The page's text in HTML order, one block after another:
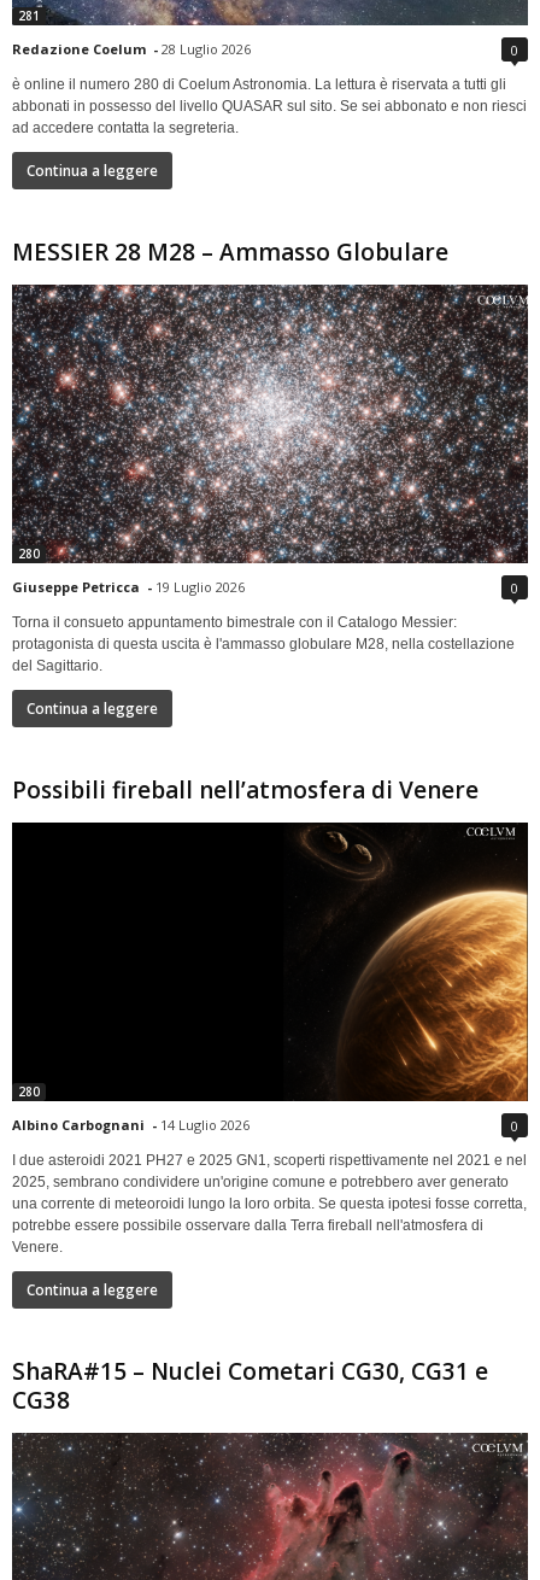
281
Redazione Coelum - 28 Luglio 2026 0
è online il numero 280 di Coelum Astronomia. La lettura è riservata a tutti gli
abbonati in possesso del livello QUASAR sul sito. Se sei abbonato e non riesci
ad accedere contatta la segreteria.
Continua a leggere
MESSIER 28 M28 – Ammasso Globulare
280
Giuseppe Petricca - 19 Luglio 2026 0
Torna il consueto appuntamento bimestrale con il Catalogo Messier:
protagonista di questa uscita è l'ammasso globulare M28, nella costellazione
del Sagittario.
Continua a leggere
Possibili fireball nell’atmosfera di Venere
280
Albino Carbognani - 14 Luglio 2026 0
I due asteroidi 2021 PH27 e 2025 GN1, scoperti rispettivamente nel 2021 e nel
2025, sembrano condividere un'origine comune e potrebbero aver generato
una corrente di meteoroidi lungo la loro orbita. Se questa ipotesi fosse corretta,
potrebbe essere possibile osservare dalla Terra fireball nell'atmosfera di
Venere.
Continua a leggere
ShaRA#15 – Nuclei Cometari CG30, CG31 e
CG38